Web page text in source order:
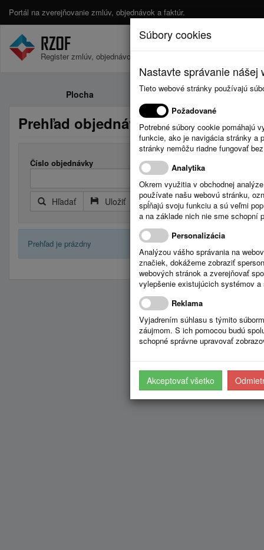
Portál na zverejňovanie zmlúv, objednávok a faktúr.
Register zmlúv, objednávok a faktúr.
Plocha Zmluvy
Prehľad objednávok
Číslo objednávky
Hľadať Uložiť Reset Rozšírený filter
Prehľad je prázdny
Súbory cookies
Nastavte správanie
Tieto webové stránky používajú
Požadované
Potrebné súbory cookie pomáhajú
funkcie, ako je navigácia stránky a
stránky nemôžu riadne fungovať
Analytika
Okrem využitia v obchodnej
používate našu webovú stránku,
spĺňajú svoju funkciu a sú veľmi
a na základe nich nie sme schopní
Personalizácia
Analýzou vášho správania na
značiek, dokážeme zobraziť
webových stránok a zverejňovať
vylepšenie existujúcich systémov
Reklama
Vyjadrením súhlasu s týmito
záujmom. S ich pomocou budú
schopné správne upravovať
Akceptovať všetko